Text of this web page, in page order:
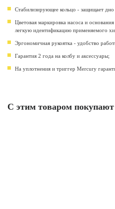
Стабилизирующее кольцо - защищает
Цветовая маркировка насоса и
легкую идентификацию применяемого
Эргономичная рукоятка - удобство
Гарантия 2 года на колбу и аксессуары;
На уплотнения и триггер Mercury
С этим товаром покупают